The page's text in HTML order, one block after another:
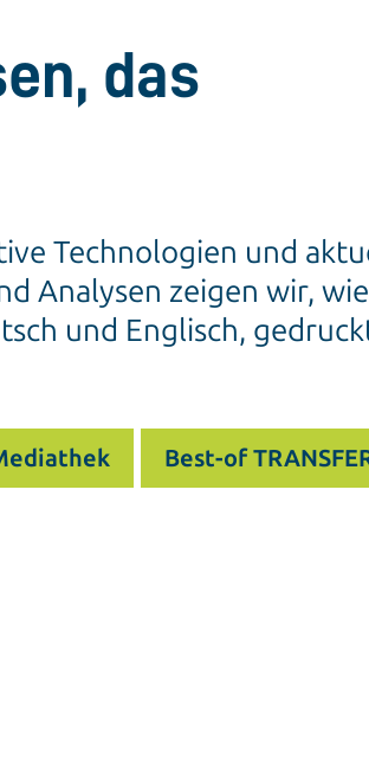
das
Technologien und
Analysen zeigen wir, wie
und Englisch,
Best-of